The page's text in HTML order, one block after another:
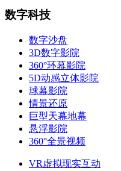
数字科技
数字沙盘
3D数字影院
360°环幕影院
5D动感立体影院
球幕影院
情景还原
巨型天幕地幕
悬浮影院
360°全景视频
VR虚拟现实互动